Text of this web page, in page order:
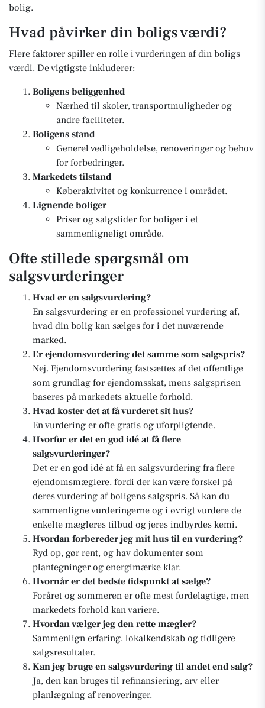
bolig.
Hvad påvirker din boligs værdi?
Flere faktorer spiller en rolle i vurderingen af din boligs
værdi. De vigtigste inkluderer:
Boligens beliggenhed
Nærhed til skoler, transportmuligheder og
andre faciliteter.
Boligens stand
Generel vedligeholdelse, renoveringer og behov
for forbedringer.
Markedets tilstand
Køberaktivitet og konkurrence i området.
Lignende boliger
Priser og salgstider for boliger i et
sammenligneligt område.
Ofte stillede spørgsmål om
salgsvurderinger
Hvad er en salgsvurdering?
En salgsvurdering er en professionel vurdering af,
hvad din bolig kan sælges for i det nuværende
marked.
Er ejendomsvurdering det samme som salgspris?
Nej. Ejendomsvurdering fastsættes af det offentlige
som grundlag for ejendomsskat, mens salgsprisen
baseres på markedets aktuelle forhold.
Hvad koster det at få vurderet sit hus?
En vurdering er ofte gratis og uforpligtende.
Hvorfor er det en god idé at få flere
salgsvurderinger?
Det er en god idé at få en salgsvurdering fra flere
ejendomsmæglere, fordi der kan være forskel på
deres vurdering af boligens salgspris. Så kan du
sammenligne vurderingerne og i øvrigt vurdere de
enkelte mægleres tilbud og jeres indbyrdes kemi.
Hvordan forbereder jeg mit hus til en vurdering?
Ryd op, gør rent, og hav dokumenter som
plantegninger og energimærke klar.
Hvornår er det bedste tidspunkt at sælge?
Foråret og sommeren er ofte mest fordelagtige, men
markedets forhold kan variere.
Hvordan vælger jeg den rette mægler?
Sammenlign erfaring, lokalkendskab og tidligere
salgsresultater.
Kan jeg bruge en salgsvurdering til andet end salg?
Ja, den kan bruges til refinansiering, arv eller
planlægning af renoveringer.